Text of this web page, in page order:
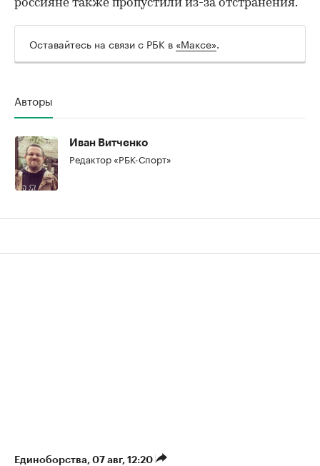
россияне также пропустили из-за отстранения.
Оставайтесь на связи с РБК в «Максе».
Авторы
Иван Витченко
Редактор «РБК-Спорт»
Единоборства⁠, 07 авг, 12:20